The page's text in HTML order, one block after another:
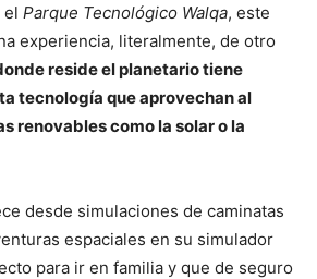
el Parque Tecnológico Walqa, este
experiencia, literalmente, de otro
reside el planetario tiene
tecnología que aprovechan al
renovables como la solar o la
desde simulaciones de caminatas
espaciales en su simulador
para ir en familia y que de seguro